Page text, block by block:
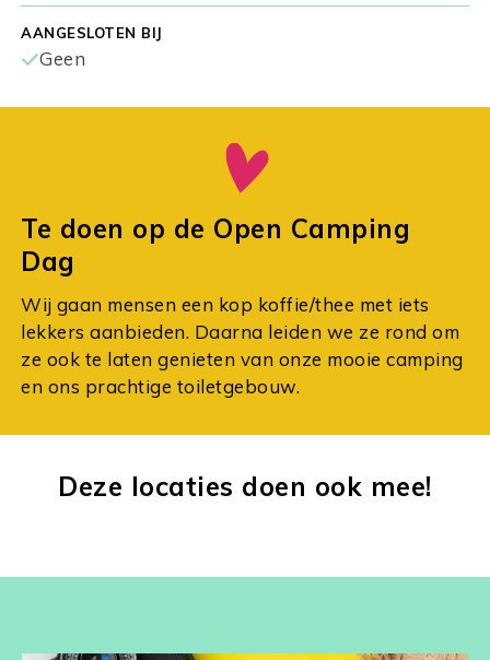
AANGESLOTEN BIJ
Geen
Te doen op de Open Camping
Dag
Wij gaan mensen een kop koffie/thee met iets
lekkers aanbieden. Daarna leiden we ze rond om
ze ook te laten genieten van onze mooie camping
en ons prachtige toiletgebouw.
Deze locaties doen ook mee!